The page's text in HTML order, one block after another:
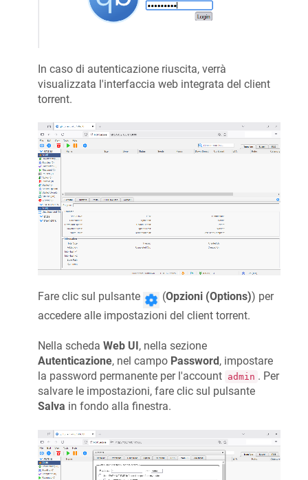
In caso di autenticazione riuscita, verrà
visualizzata l'interfaccia web integrata del client
torrent.
Fare clic sul pulsante (Opzioni (Options)) per
accedere alle impostazioni del client torrent.
Nella scheda Web UI , nella sezione
Autenticazione, nel campo Password , impostare
la password permanente per l'account admin . Per
salvare le impostazioni, fare clic sul pulsante
Salva in fondo alla finestra.